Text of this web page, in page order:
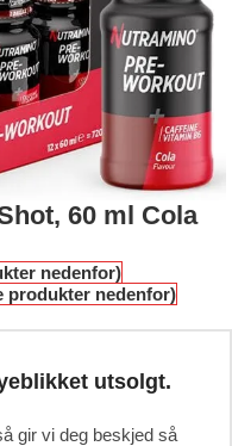
60 ml Cola
nedenfor)
produkter nedenfor)
utsolgt.
gir vi deg beskjed så